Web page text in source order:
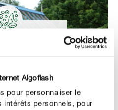
Algoflash
pour personnaliser le
intérêts personnels, pour